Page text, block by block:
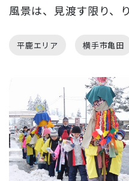
風景は、見渡す限り、
平鹿エリア 横手市亀田